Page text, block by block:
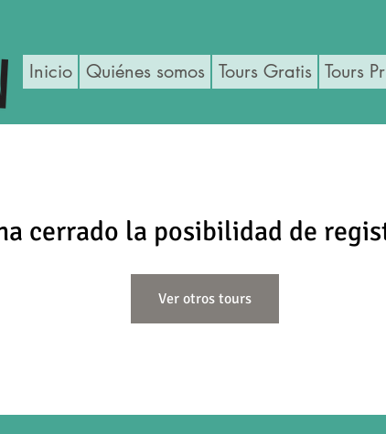
Inicio Quiénes somos Tours Gratis Tours
cerrado la posibilidad de
Ver otros tours